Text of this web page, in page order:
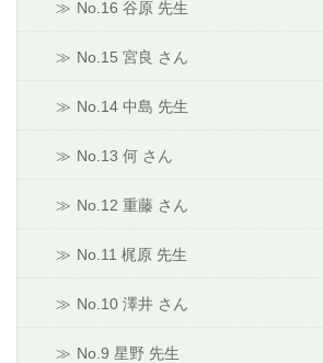
No.16 谷原 先生
No.15 宮良 さん
No.14 中島 先生
No.13 何 さん
No.12 重藤 さん
No.11 梶原 先生
No.10 澤井 さん
No.9 星野 先生